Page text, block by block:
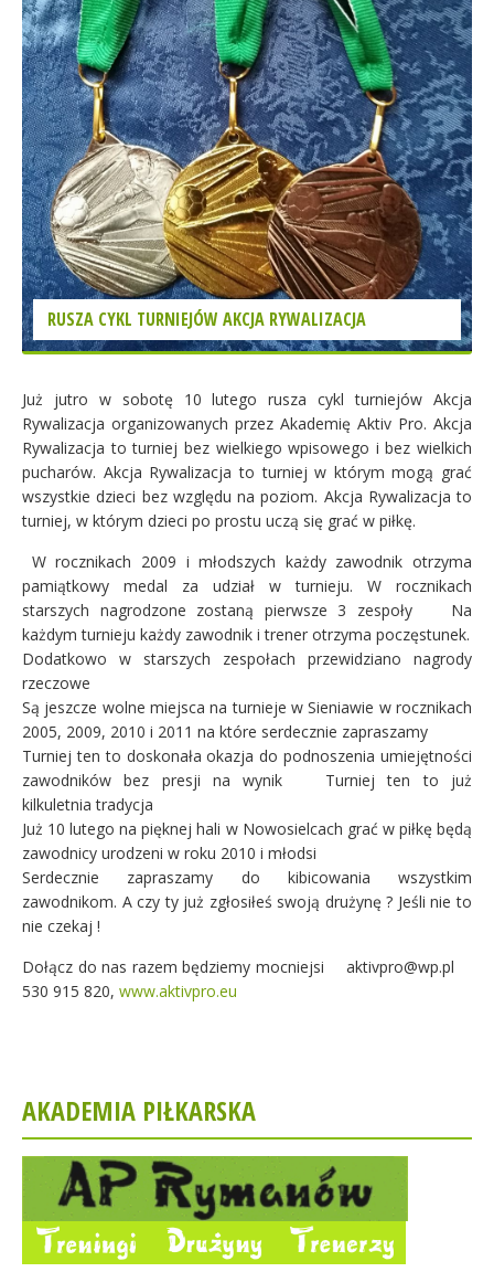
RUSZA CYKL TURNIEJÓW AKCJA RYWALIZACJA
Już jutro w sobotę 10 lutego rusza cykl turniejów Akcja
Rywalizacja organizowanych przez Akademię Aktiv Pro. Akcja
Rywalizacja to turniej bez wielkiego wpisowego i bez wielkich
pucharów. Akcja Rywalizacja to turniej w którym mogą grać
wszystkie dzieci bez względu na poziom. Akcja Rywalizacja to
turniej, w którym dzieci po prostu uczą się grać w piłkę.
W rocznikach 2009 i młodszych każdy zawodnik otrzyma
pamiątkowy medal za udział w turnieju. W rocznikach
starszych nagrodzone zostaną pierwsze 3 zespoły
Na
każdym turnieju każdy zawodnik i trener otrzyma poczęstunek.
Dodatkowo w starszych zespołach przewidziano nagrody
rzeczowe
Są jeszcze wolne miejsca na turnieje w Sieniawie w rocznikach
2005, 2009, 2010 i 2011 na które serdecznie zapraszamy
Turniej ten to doskonała okazja do podnoszenia umiejętności
zawodników bez presji na wynik
Turniej ten to już
kilkuletnia tradycja
Już 10 lutego na pięknej hali w Nowosielcach grać w piłkę będą
zawodnicy urodzeni w roku 2010 i młodsi
Serdecznie zapraszamy do kibicowania wszystkim
zawodnikom. A czy ty już zgłosiłeś swoją drużynę ? Jeśli nie to
nie czekaj !
Dołącz do nas razem będziemy mocniejsi
aktivpro@wp.pl
530 915 820, www.aktivpro.eu
AKADEMIA PIŁKARSKA